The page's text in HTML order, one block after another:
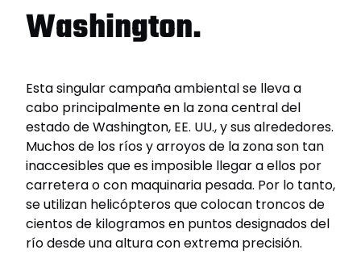
Washington.
Esta singular campaña ambiental se lleva a
cabo principalmente en la zona central del
estado de Washington, EE. UU., y sus alrededores.
Muchos de los ríos y arroyos de la zona son tan
inaccesibles que es imposible llegar a ellos por
carretera o con maquinaria pesada. Por lo tanto,
se utilizan helicópteros que colocan troncos de
cientos de kilogramos en puntos designados del
río desde una altura con extrema precisión.